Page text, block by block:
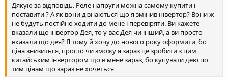
Дякую за відповідь. Реле напруги можна самому купити і
поставити ? А як вони дізнаються що я змінив інвертор? Вони ж
не будуть постійно ходити до мене і перевіряти. Ви кажете
вказали що інвертор Дея, то у вас Дея чи інший, а ви просто
вказали що дея? Я тому й хочу до нового року оформити, бо
ціна знизиться, просто чи зможу я зараз це зробити з цим
китайським інвертором що в мене зараз, бо купувати дею по
тим цінам що зараз не хочеться